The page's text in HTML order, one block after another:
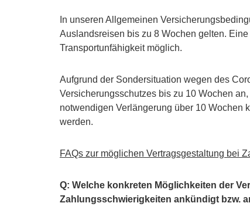
In unseren Allgemeinen
Auslandsreisen bis zu 8 Wochen gelten.
Transportunfähigkeit möglich.
Aufgrund der Sondersituation wegen des
Versicherungsschutzes bis zu 10 Wochen
notwendigen Verlängerung über 10 Wochen
werden.
FAQs zur möglichen Vertragsgestaltung bei
Q: Welche konkreten Möglichkeiten der
Zahlungsschwierigkeiten ankündigt bzw.